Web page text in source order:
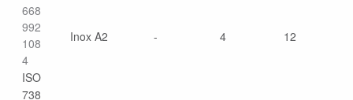
668
992
108
4
ISO
738
Inox A2 - 4 12